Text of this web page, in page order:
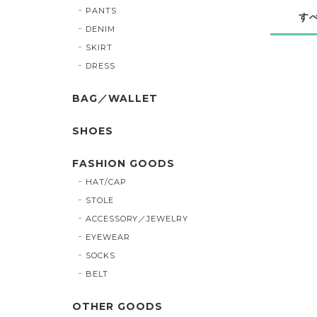
す
PANTS
DENIM
SKIRT
DRESS
BAG／WALLET
SHOES
FASHION GOODS
HAT/CAP
STOLE
ACCESSORY／JEWELRY
EYEWEAR
SOCKS
BELT
OTHER GOODS